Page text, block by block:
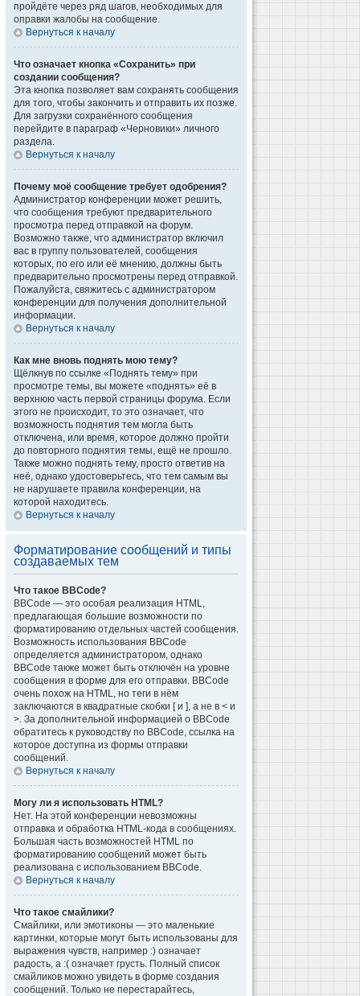
пройдёте через ряд шагов, необходимых для
оправки жалобы на сообщение.
Вернуться к началу
Что означает кнопка «Сохранить» при
создании сообщения?
Эта кнопка позволяет вам сохранять сообщения
для того, чтобы закончить и отправить их позже.
Для загрузки сохранённого сообщения
перейдите в параграф «Черновики» личного
раздела.
Вернуться к началу
Почему моё сообщение требует одобрения?
Администратор конференции может решить,
что сообщения требуют предварительного
просмотра перед отправкой на форум.
Возможно также, что администратор включил
вас в группу пользователей, сообщения
которых, по его или её мнению, должны быть
предварительно просмотрены перед отправкой.
Пожалуйста, свяжитесь с администратором
конференции для получения дополнительной
информации.
Вернуться к началу
Как мне вновь поднять мою тему?
Щёлкнув по ссылке «Поднять тему» при
просмотре темы, вы можете «поднять» её в
верхнюю часть первой страницы форума. Если
этого не происходит, то это означает, что
возможность поднятия тем могла быть
отключена, или время, которое должно пройти
до повторного поднятия темы, ещё не прошло.
Также можно поднять тему, просто ответив на
неё, однако удостоверьтесь, что тем самым вы
не нарушаете правила конференции, на
которой находитесь.
Вернуться к началу
Форматирование сообщений и типы
создаваемых тем
Что такое BBCode?
BBCode — это особая реализация HTML,
предлагающая большие возможности по
форматированию отдельных частей сообщения.
Возможность использования BBCode
определяется администратором, однако
BBCode также может быть отключён на уровне
сообщения в форме для его отправки. BBCode
очень похож на HTML, но теги в нём
заключаются в квадратные скобки [ и ], а не в < и
>. За дополнительной информацией о BBCode
обратитесь к руководству по BBCode, ссылка на
которое доступна из формы отправки
сообщений.
Вернуться к началу
Могу ли я использовать HTML?
Нет. На этой конференции невозможны
отправка и обработка HTML-кода в сообщениях.
Большая часть возможностей HTML по
форматированию сообщений может быть
реализована с использованием BBCode.
Вернуться к началу
Что такое смайлики?
Смайлики, или эмотиконы — это маленькие
картинки, которые могут быть использованы для
выражения чувств, например :) означает
радость, а :( означает грусть. Полный список
смайликов можно увидеть в форме создания
сообщений. Только не перестарайтесь,